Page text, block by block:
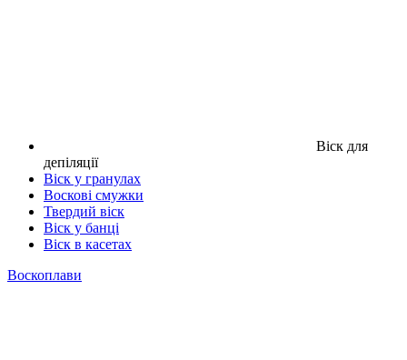
Віск для
депіляції
Віск у гранулах
Воскові смужки
Твердий віск
Віск у банці
Віск в касетах
Воскоплави